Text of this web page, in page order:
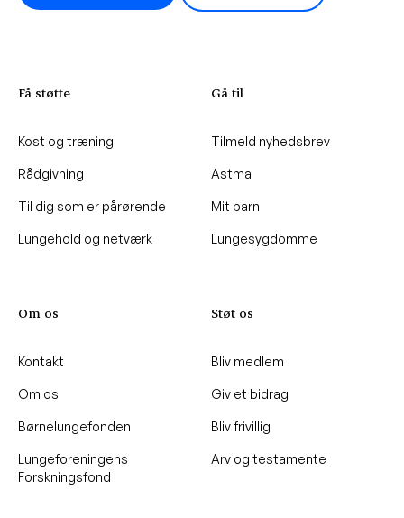
Få støtte
Kost og træning
Rådgivning
Til dig som er pårørende
Lungehold og netværk
Gå til
Tilmeld nyhedsbrev
Astma
Mit barn
Lungesygdomme
Om os
Kontakt
Om os
Børnelungefonden
Lungeforeningens
Forskningsfond
Støt os
Bliv medlem
Giv et bidrag
Bliv frivillig
Arv og testamente